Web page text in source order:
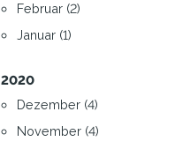
Februar (2)
Januar (1)
2020
Dezember (4)
November (4)